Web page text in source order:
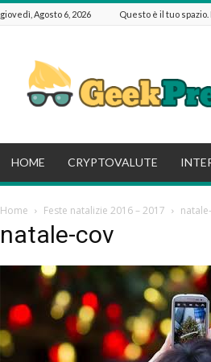
giovedì, Agosto 6, 2026 Questo è il tuo
HOME CRYPTOVALUTE
Home Feste natalizie 2016 – 2017
natale-cov